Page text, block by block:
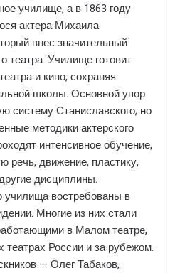
училище, а в 1863 году
актера Михаила
внес значительный
театра. Училище готовит
и кино, сохраняя
школы. Основной упор
систему Станиславского, но
методики актерского
интенсивное обучение,
речь, движение, пластику,
дисциплины.
училища востребованы в
Многие из них стали
в Малом театре,
театрах России и за рубежом.
— Олег Табаков,